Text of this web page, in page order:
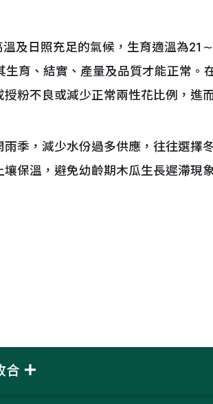
溫及日照充足的氣候，生育適溫為
育、結實、產量及品質才能正常。
粉不良或減少正常兩性花比例，進
季，減少水份過多供應，往往選擇
保溫，避免幼齡期木瓜生長遲滯現
合